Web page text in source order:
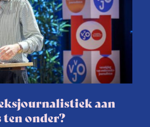
ervaren zij stress en
aangepast of
zelfs niet door.
aan
ten onder?